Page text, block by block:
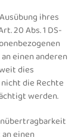
ihres
20 Abs. 1 DS-
einen anderen
dies
die Rechte
werden.